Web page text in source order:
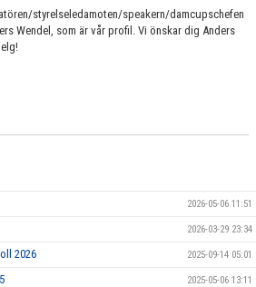
styrelseledamoten/speakern/damcupschefen
Wendel, som är vår profil. Vi önskar dig Anders
2026-05-06 11:51
2026-03-29 23:34
2026 2025-09-14 05:01
2025-05-06 13:11